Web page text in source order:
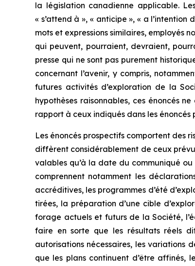
la législation canadienne applicable.
« s’attend à », « anticipe », « a
mots et expressions similaires, employés
qui peuvent, pourraient, devraient,
presse qui ne sont pas purement
concernant l’avenir, y compris,
futures activités d’exploration de la
hypothèses raisonnables, ces énoncés
rapport à ceux indiqués dans les énoncés
Les énoncés prospectifs comportent des
diffèrent considérablement de ceux
valables qu’à la date du communiqué
comprennent notamment les
accréditives, les programmes d’été
tirées, la préparation d’une cible
forage actuels et futurs de la Société,
faire en sorte que les résultats réels
autorisations nécessaires, les variations
que les plans continuent d’être affinés,